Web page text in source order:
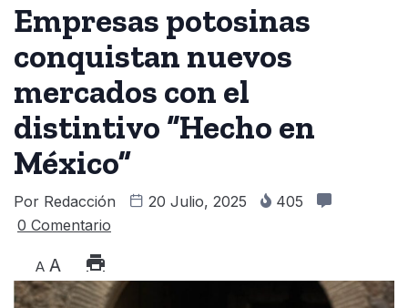
Empresas potosinas
conquistan nuevos
mercados con el
distintivo “Hecho en
México”
Por Redacción 20 Julio, 2025
405
0 Comentario
A A